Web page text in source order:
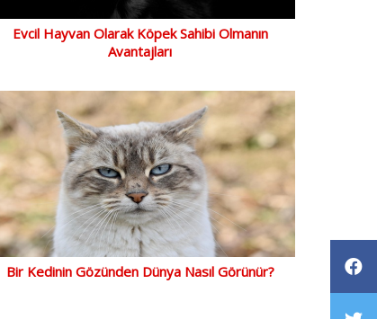
Evcil Hayvan Olarak Köpek Sahibi Olmanın
Avantajları
Bir Kedinin Gözünden Dünya Nasıl Görünür?